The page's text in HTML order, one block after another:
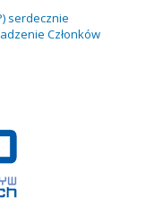
serdecznie
Członków